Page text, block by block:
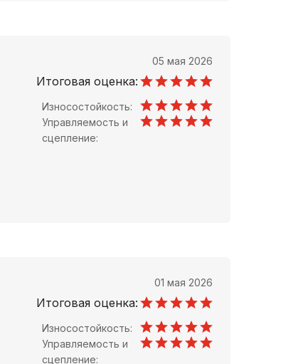
05 мая 2026
Итоговая оценка:
Износостойкость:
Управляемость и
сцепление:
01 мая 2026
Итоговая оценка:
Износостойкость:
Управляемость и
сцепление: